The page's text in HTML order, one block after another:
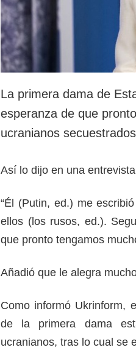
La primera dama de
esperanza de que
ucranianos
Así lo dijo en una
“Él (Putin, ed.) me
ellos (los rusos, ed.).
que pronto tengamos
Añadió que le alegra
Como informó Ukrinform,
de la primera dama
ucranianos, tras lo cual se